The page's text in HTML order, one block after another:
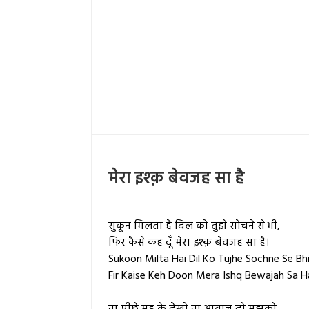
मेरा इश्क़ बेवजह सा है
सुकून मिलता है दिल को तुझे सोचने से भी,
फिर कैसे कह दूँ मेरा इश्क़ बेवजह सा है।
Sukoon Milta Hai Dil Ko Tujhe Sochne Se
Fir Kaise Keh Doon Mera Ishq Bewajah Sa